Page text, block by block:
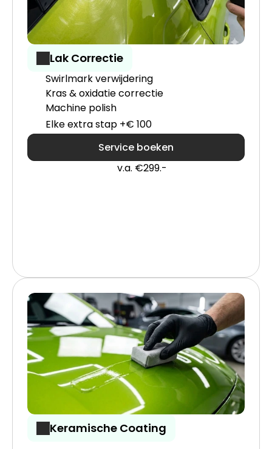
Lak Correctie
Swirlmark verwijdering
Kras & oxidatie correctie
Machine polish
Elke extra stap +€ 100
Service boeken
v.a. €299.-
Keramische Coating